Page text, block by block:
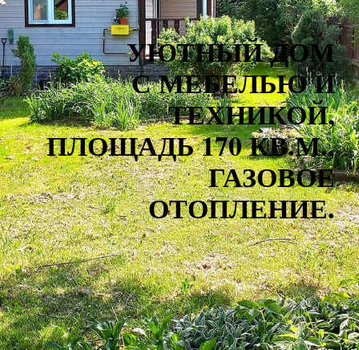
УЮТНЫЙ ДОМ
С МЕБЕЛЬЮ И
ТЕХНИКОЙ,
ПЛОЩАДЬ 170 КВ.М.,
ГАЗОВОЕ
ОТОПЛЕНИЕ.